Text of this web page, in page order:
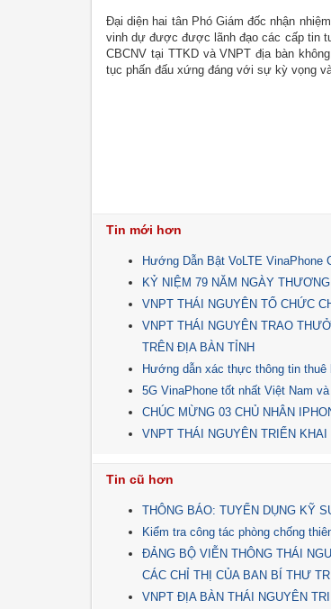
Đại diện hai tân Phó Giám đốc nhận
vinh dự được được lãnh đạo các cấp tin
CBCNV tại TTKD và VNPT địa bàn
tục phấn đấu xứng đáng với sự kỳ vọng
Tin mới hơn
Hướng Dẫn Bật VoLTE
KỶ NIỆM 79 NĂM NGÀY
VNPT THÁI NGUYÊN TỔ CHỨC
VNPT THÁI NGUYÊN TRAO
TRÊN ĐỊA BÀN TỈNH
Hướng dẫn xác thực thông tin thuê
5G VinaPhone tốt nhất Việt Nam
CHÚC MỪNG 03 CHỦ NHÂN
VNPT THÁI NGUYÊN TRIỂN
Tin cũ hơn
THÔNG BÁO: TUYỂN DỤNG KỸ
Kiểm tra công tác phòng chống
ĐẢNG BỘ VIỄN THÔNG THÁI
CÁC CHỈ THỊ CỦA BAN BÍ THƯ
VNPT ĐỊA BÀN THÁI NGUYÊN